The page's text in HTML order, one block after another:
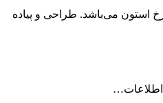
استون می‌باشد. طراحی و پیاده
اطلاعات…